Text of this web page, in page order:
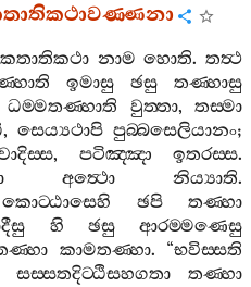
නාම හොති.තත්‍ථ
ඉමාසු ඡසු
තණ‍්හාසු
ධම‍්මතණ‍්හාති වුත‍්තා,තස‍්මා
,සෙය්‍යථාපි පුබ‍්බසෙලියානං;
, පටිඤ‍්ඤා ඉතරස‍්ස.
අත්‍ථො නිය්‍යාති.
කොට‍්ඨාසෙහි ඡපි
තණ‍්හා
හි ඡසු
ආරම‍්මණෙසු
කාමතණ‍්හා. “භවිස‍්සති
සස‍්සතදිට‍්ඨිසහගතා
තණ‍්හා